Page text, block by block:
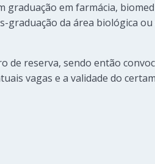
graduação em farmácia,
graduação da área biológica ou
de reserva, sendo então
vagas e a validade do